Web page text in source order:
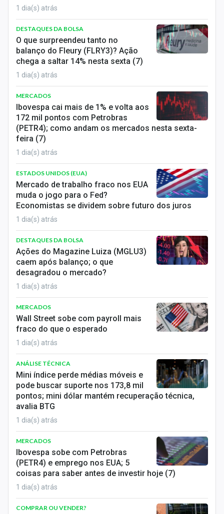
1 dia(s) atrás
DESTAQUES DA BOLSA
O que surpreendeu tanto no
balanço do Fleury (FLRY3)? Ação
chega a saltar 14% nesta sexta (7)
1 dia(s) atrás
MERCADOS
Ibovespa cai mais de 1% e volta aos
172 mil pontos com Petrobras
(PETR4); como andam os mercados nesta sexta-
feira (7)
1 dia(s) atrás
ESTADOS UNIDOS (EUA)
Mercado de trabalho fraco nos EUA
muda o jogo para o Fed?
Economistas se dividem sobre futuro dos juros
1 dia(s) atrás
DESTAQUES DA BOLSA
Ações do Magazine Luiza (MGLU3)
caem após balanço; o que
desagradou o mercado?
1 dia(s) atrás
MERCADOS
Wall Street sobe com payroll mais
fraco do que o esperado
1 dia(s) atrás
ANÁLISE TÉCNICA
Mini índice perde médias móveis e
pode buscar suporte nos 173,8 mil
pontos; mini dólar mantém recuperação técnica,
avalia BTG
1 dia(s) atrás
MERCADOS
Ibovespa sobe com Petrobras
(PETR4) e emprego nos EUA; 5
coisas para saber antes de investir hoje (7)
1 dia(s) atrás
COMPRAR OU VENDER?